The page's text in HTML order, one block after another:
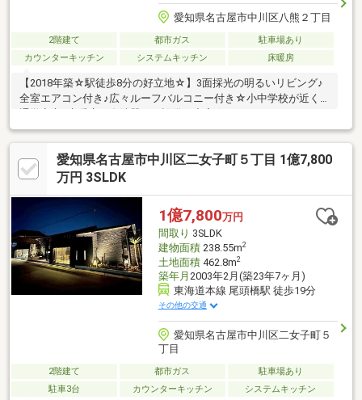
愛知県名古屋市中川区八熊２丁目
2階建て 都市ガス
駐車場あり
カウンターキッチン
システムキッチン 床暖房
【2018年築☆駅徒歩8分の好立地☆】3面採光の明るいリビング♪
全室エアコン付き♪広々ルーフバルコニー付き☆小中学校が近く
通学安心♪床暖房や食洗器など設備も充実☆
愛知県名古屋市中川区二女子町５丁目 1億7,800
万円 3SLDK
1億7,800万円
間取り 3SLDK
建物面積238.55m2
土地面積462.8m2
築年月 2003年2月(築23年7ヶ月)
東海道本線 尾頭橋駅 徒歩19分
その他の交通
愛知県名古屋市中川区二女子町５
丁目
2階建て 都市ガス
駐車場あり
駐車3台
カウンターキッチン システムキッチン